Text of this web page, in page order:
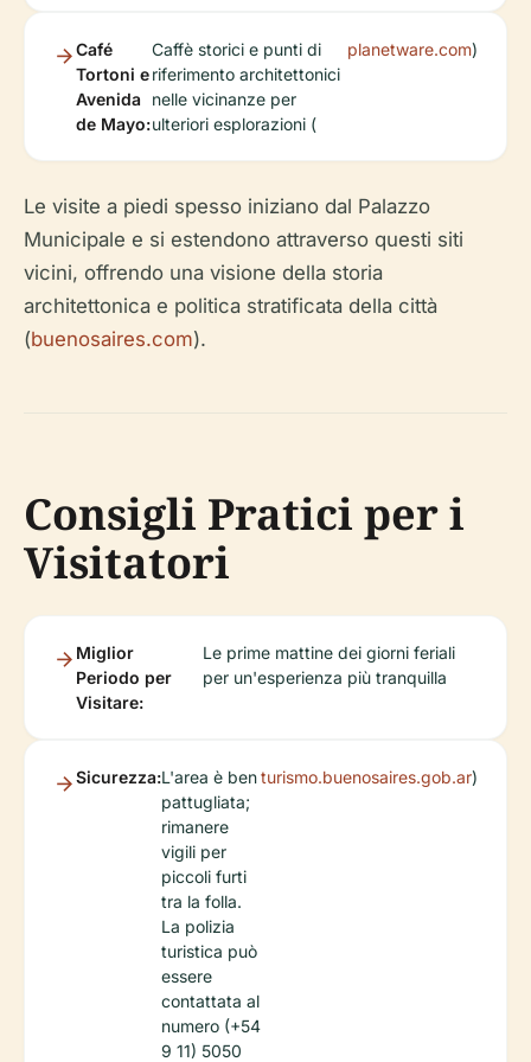
Café
Tortoni e
Avenida
de Mayo:
Caffè storici e punti di
riferimento architettonici
nelle vicinanze per
ulteriori esplorazioni (
planetware.com)
Le visite a piedi spesso iniziano dal Palazzo
Municipale e si estendono attraverso questi siti
vicini, offrendo una visione della storia
architettonica e politica stratificata della città
(buenosaires.com).
Consigli Pratici per i
Visitatori
Miglior
Periodo per
Visitare:
Le prime mattine dei giorni feriali
per un'esperienza più tranquilla
Sicurezza:L'area è ben
pattugliata;
rimanere
vigili per
piccoli furti
tra la folla.
La polizia
turistica può
essere
contattata al
numero (+54
9 11) 5050
turismo.buenosaires.gob.ar)